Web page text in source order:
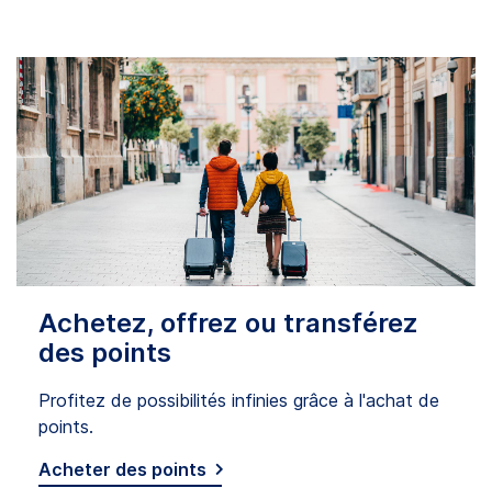
Achetez, offrez ou transférez
des points
Profitez de possibilités infinies grâce à l'achat de
points.
Acheter des points